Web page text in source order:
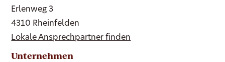
Erlenweg 3
4310 Rheinfelden
Lokale Ansprechpartner finden
Unternehmen